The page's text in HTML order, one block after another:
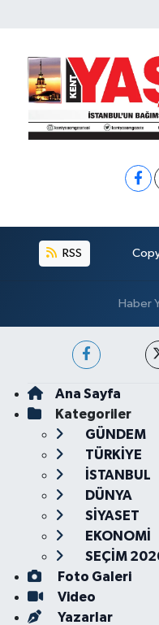
RSS
Haber
Ana Sayfa
Kategoriler
GÜNDEM
TÜRKİYE
İSTANBUL
DÜNYA
SİYASET
EKONOMİ
SEÇİM
Foto Galeri
Video
Yazarlar